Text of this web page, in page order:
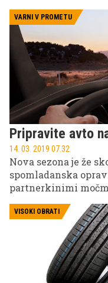
sončno vreme,
priporočajo, da še
vreme lahko še
VARNI V PROMETU
Pripravite avto
14. 03. 2019 07.32
Nova sezona je že
spomladanska
partnerkinimi
globinsko nego
'zglancali' od zunaj
storili sami bodisi
VISOKI OBRATI